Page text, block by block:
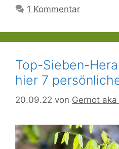
1 Kommentar
Top-Sieben-
hier 7
20.09.22 von Gernot